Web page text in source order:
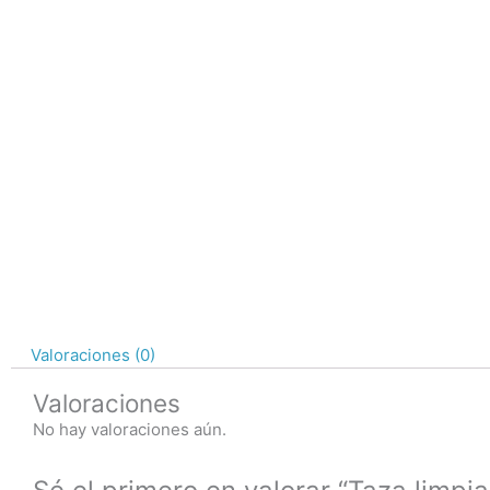
Valoraciones (0)
Valoraciones
No hay valoraciones aún.